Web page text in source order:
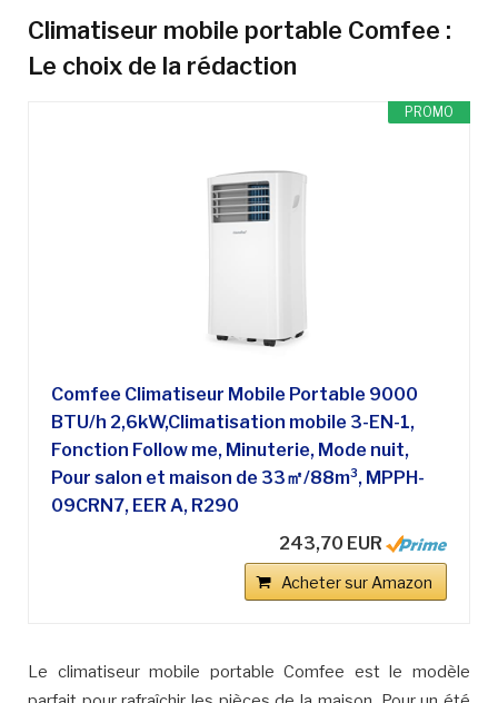
Climatiseur mobile portable Comfee :
Le choix de la rédaction
PROMO
Comfee Climatiseur Mobile Portable 9000
BTU/h 2,6kW,Climatisation mobile 3-EN-1,
Fonction Follow me, Minuterie, Mode nuit,
Pour salon et maison de 33㎡/88m³, MPPH-
09CRN7, EER A, R290
243,70 EUR
Acheter sur Amazon
Le climatiseur mobile portable Comfee est le modèle